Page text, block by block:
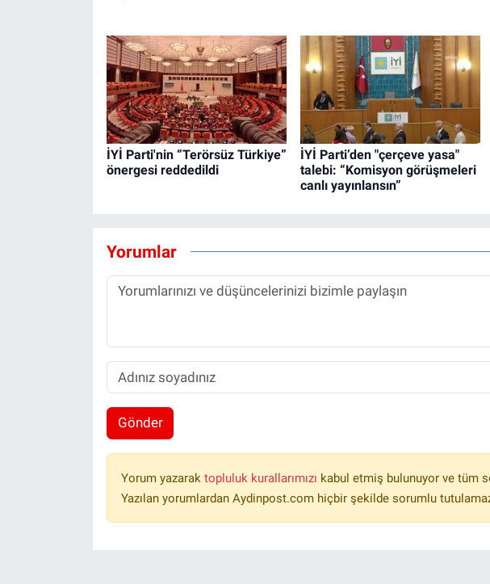
İYİ Parti'nin “Terörsüz Türkiye”
önergesi reddedildi
İYİ Parti’den "çerçeve yasa"
talebi: “Komisyon görüşmeleri
canlı yayınlansın”
Yorumlar
Gönder
Yorum yazarak topluluk kurallarımızı kabul etmiş bulunuyor ve tüm
Yazılan yorumlardan Aydinpost.com hiçbir şekilde sorumlu